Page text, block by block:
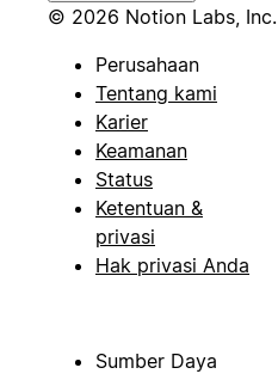
© 2026 Notion Labs, Inc.
Perusahaan
Tentang kami
Karier
Keamanan
Status
Ketentuan &
privasi
Hak privasi Anda
Sumber Daya